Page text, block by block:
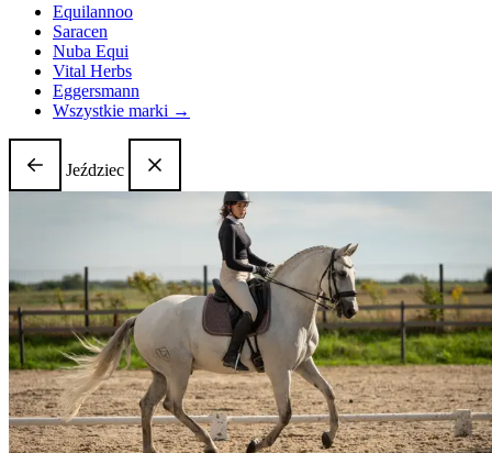
Equilannoo
Saracen
Nuba Equi
Vital Herbs
Eggersmann
Wszystkie marki →
Jeździec